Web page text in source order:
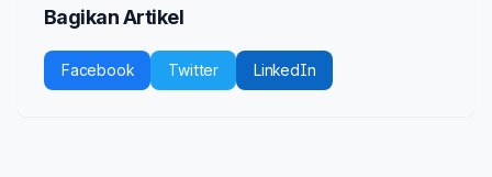
Bagikan Artikel
Facebook Twitter LinkedIn